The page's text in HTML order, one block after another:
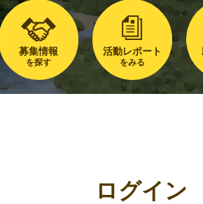
募集情報
を探す
活動レポート
をみる
ログイン